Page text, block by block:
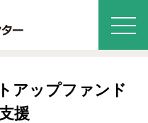
アップファンド
援